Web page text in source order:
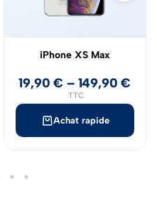
Achat rapide
iPhone XS Max
19,90€ – 149,90€
TTC